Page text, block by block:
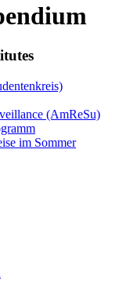
(AmReSu)
im Sommer